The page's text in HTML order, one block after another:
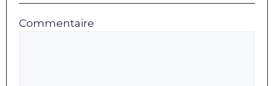
Commentaire